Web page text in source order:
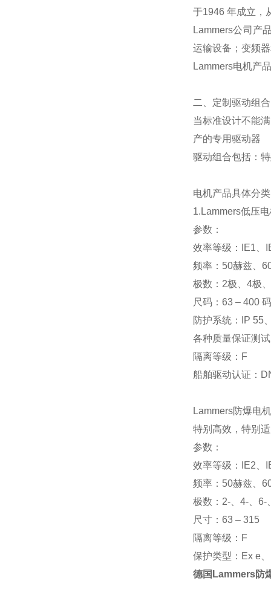
于1946 年成立，
Lammers公司产
运输设备；变频
Lammers电机产
二、定制驱动组合
当标准设计不能
产的专用驱动器
驱动组合包括：
电机产品具体分
1.Lammers低压
参数：
效率等级：IE1、
频率：50赫兹、
极数：2极、4极
尺码：63 – 400
防护系统：IP 55
各种质量保证测
隔离等级：F
船舶驱动认证：
Lammers防爆电机
特别高效，特别
参数：
效率等级：IE2、
频率：50赫兹、
极数：2-、4-、6-
尺寸：63 – 315
隔离等级：F
保护类型：Ex e
德国Lammers防